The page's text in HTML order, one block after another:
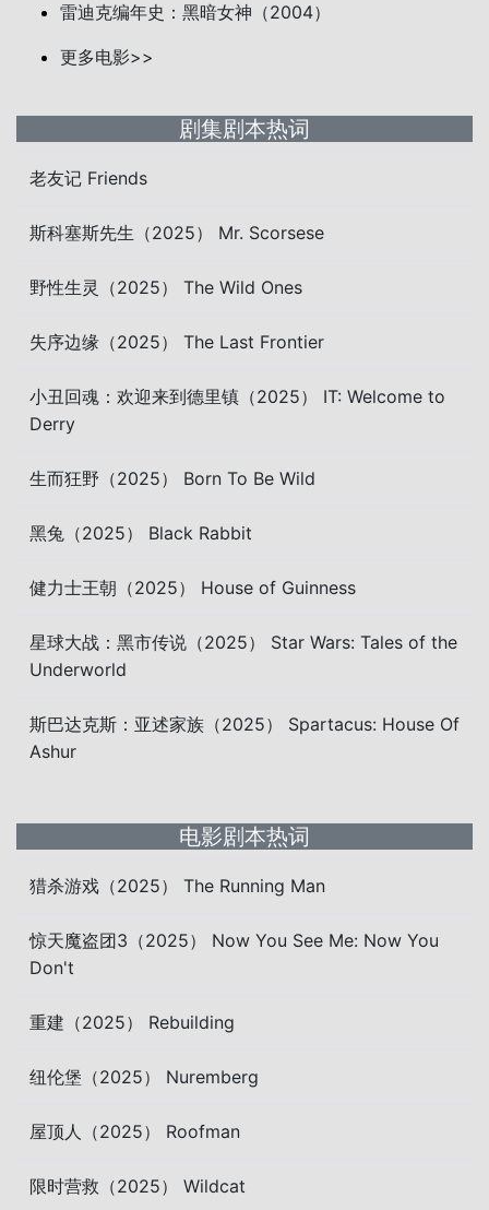
雷迪克编年史：黑暗女神（2004）
更多电影>>
剧集剧本热词
老友记 Friends
斯科塞斯先生（2025） Mr. Scorsese
野性生灵（2025） The Wild Ones
失序边缘（2025） The Last Frontier
小丑回魂：欢迎来到德里镇（2025） IT: Welcome to
Derry
生而狂野（2025） Born To Be Wild
黑兔（2025） Black Rabbit
健力士王朝（2025） House of Guinness
星球大战：黑市传说（2025） Star Wars: Tales of the
Underworld
斯巴达克斯：亚述家族（2025） Spartacus: House Of
Ashur
电影剧本热词
猎杀游戏（2025） The Running Man
惊天魔盗团3（2025） Now You See Me: Now You
Don't
重建（2025） Rebuilding
纽伦堡（2025） Nuremberg
屋顶人（2025） Roofman
限时营救（2025） Wildcat